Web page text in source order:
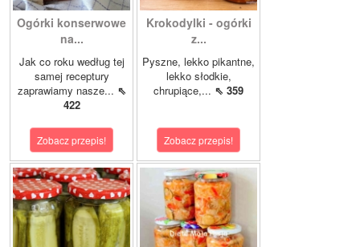
Ogórki konserwowe
na...
Jak co roku według tej
samej receptury
zaprawiamy nasze... ⇖
422
Zobacz przepis!
Krokodylki - ogórki
z...
Pyszne, lekko pikantne,
lekko słodkie,
chrupiące,... ⇖ 359
Zobacz przepis!